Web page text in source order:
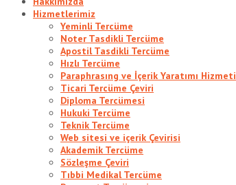
Hizmetlerimiz
Yeminli Tercüme
Noter Tasdikli Tercüme
Apostil Tasdikli Tercüme
Hızlı Tercüme
Paraphrasıng ve İçerik Yaratımı Hizmeti
Ticari Tercüme Çeviri
Diploma Tercümesi
Hukuki Tercüme
Teknik Tercüme
Web sitesi ve içerik Çevirisi
Akademik Tercüme
Sözleşme Çeviri
Tıbbi Medikal Tercüme